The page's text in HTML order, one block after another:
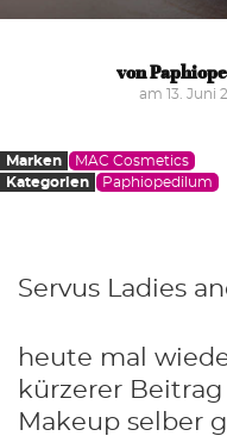
von
am 13. Juni
Marken
MAC Cosmetics
Kategorien
Paphiopedilum
Servus Ladies
heute mal
kürzerer
Makeup selber